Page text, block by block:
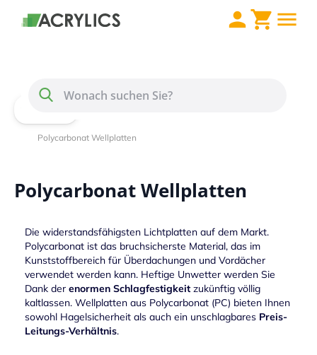
Menü
Polycarbonat Wellplatten
Polycarbonat Wellplatten
Die widerstandsfähigsten Lichtplatten auf dem Markt.
Polycarbonat ist das bruchsicherste Material, das im
Kunststoffbereich für Überdachungen und Vordächer
verwendet werden kann. Heftige Unwetter werden Sie
Dank der enormen Schlagfestigkeit zukünftig völlig
kaltlassen. Wellplatten aus Polycarbonat (PC) bieten Ihnen
sowohl Hagelsicherheit als auch ein unschlagbares Preis-
Leitungs-Verhältnis.